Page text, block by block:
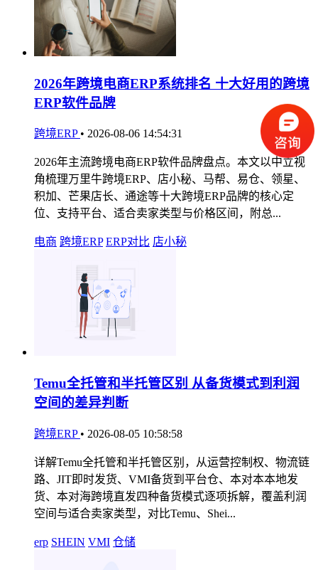
2026年跨境电商ERP系统排名 十大好用的跨境
ERP软件品牌
跨境ERP • 2026-08-06 14:54:31
2026年主流跨境电商ERP软件品牌盘点。本文以中立视
角梳理万里牛跨境ERP、店小秘、马帮、易仓、领星、
积加、芒果店长、通途等十大跨境ERP品牌的核心定
位、支持平台、适合卖家类型与价格区间，附总...
电商 跨境ERP ERP对比 店小秘
Temu全托管和半托管区别 从备货模式到利润
空间的差异判断
跨境ERP • 2026-08-05 10:58:58
详解Temu全托管和半托管区别，从运营控制权、物流链
路、JIT即时发货、VMI备货到平台仓、本对本本地发
货、本对海跨境直发四种备货模式逐项拆解，覆盖利润
空间与适合卖家类型，对比Temu、Shei...
erp SHEIN VMI 仓储